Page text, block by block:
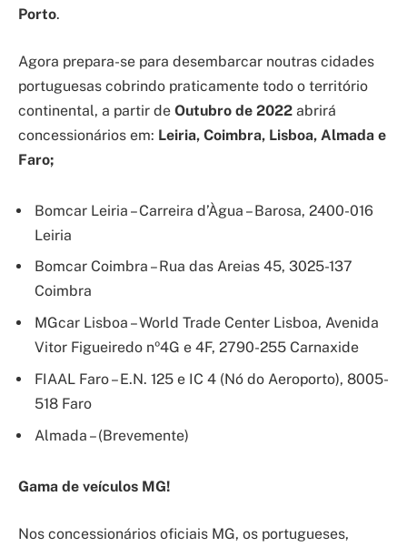
Porto.
Agora prepara-se para desembarcar noutras cidades
portuguesas cobrindo praticamente todo o território
continental, a partir de Outubro de 2022 abrirá
concessionários em: Leiria, Coimbra, Lisboa, Almada e
Faro;
Bomcar Leiria – Carreira d’Àgua – Barosa, 2400-016
Leiria
Bomcar Coimbra – Rua das Areias 45, 3025-137
Coimbra
MGcar Lisboa – World Trade Center Lisboa, Avenida
Vitor Figueiredo nº4G e 4F, 2790-255 Carnaxide
FIAAL Faro – E.N. 125 e IC 4 (Nó do Aeroporto), 8005-
518 Faro
Almada – (Brevemente)
Gama de veículos MG!
Nos concessionários oficiais MG, os portugueses,